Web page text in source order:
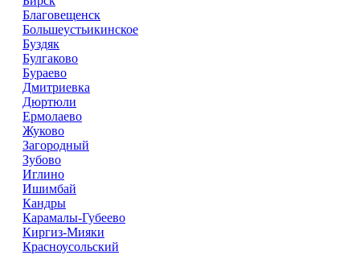
Благовещенск
Большеустьикинское
Буздяк
Булгаково
Бураево
Дмитриевка
Дюртюли
Ермолаево
Жуково
Загородный
Зубово
Иглино
Ишимбай
Кандры
Карамалы-Губеево
Киргиз-Мияки
Красноусольский